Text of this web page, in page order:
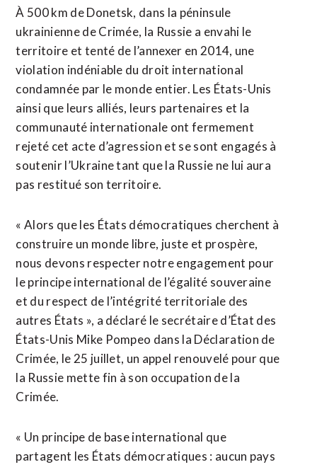
À 500 km de Donetsk, dans la péninsule
ukrainienne de Crimée, la Russie a envahi le
territoire et tenté de l’annexer en 2014, une
violation indéniable du droit international
condamnée par le monde entier. Les États-Unis
ainsi que leurs alliés, leurs partenaires et la
communauté internationale ont fermement
rejeté cet acte d’agression et se sont engagés à
soutenir l’Ukraine tant que la Russie ne lui aura
pas restitué son territoire.
« Alors que les États démocratiques cherchent à
construire un monde libre, juste et prospère,
nous devons respecter notre engagement pour
le principe international de l’égalité souveraine
et du respect de l’intégrité territoriale des
autres États », a déclaré le secrétaire d’État des
États-Unis Mike Pompeo dans la Déclaration de
Crimée, le 25 juillet, un appel renouvelé pour que
la Russie mette fin à son occupation de la
Crimée.
« Un principe de base international que
partagent les États démocratiques : aucun pays